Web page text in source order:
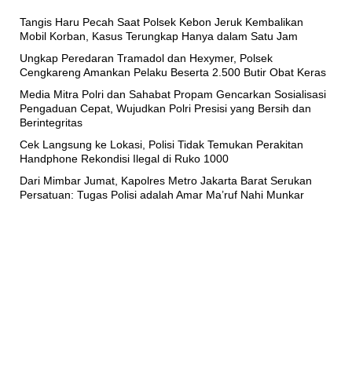
Tangis Haru Pecah Saat Polsek Kebon Jeruk Kembalikan
Mobil Korban, Kasus Terungkap Hanya dalam Satu Jam
Ungkap Peredaran Tramadol dan Hexymer, Polsek
Cengkareng Amankan Pelaku Beserta 2.500 Butir Obat Keras
Media Mitra Polri dan Sahabat Propam Gencarkan Sosialisasi
Pengaduan Cepat, Wujudkan Polri Presisi yang Bersih dan
Berintegritas
Cek Langsung ke Lokasi, Polisi Tidak Temukan Perakitan
Handphone Rekondisi Ilegal di Ruko 1000
Dari Mimbar Jumat, Kapolres Metro Jakarta Barat Serukan
Persatuan: Tugas Polisi adalah Amar Ma’ruf Nahi Munkar